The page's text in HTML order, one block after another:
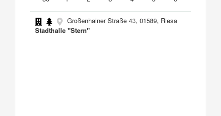
Großenhainer Straße 43, 01589, Riesa
Stadthalle "Stern"